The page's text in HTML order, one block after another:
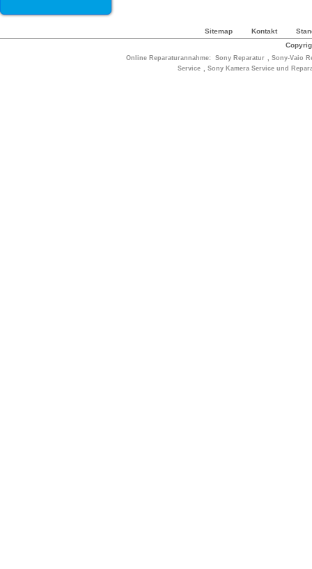
Sitemap Kontakt
Online Reparaturannahme: Sony Reparatur , Sony-Vaio
Service , Sony Kamera Service und